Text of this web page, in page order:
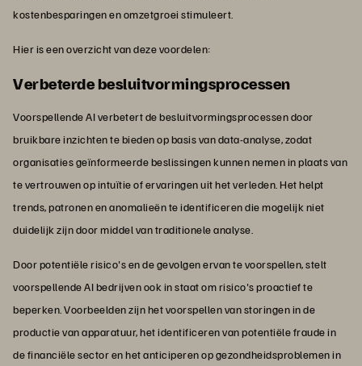
kostenbesparingen en omzetgroei stimuleert.
Hier is een overzicht van deze voordelen:
Verbeterde besluitvormingsprocessen
Voorspellende AI verbetert de besluitvormingsprocessen door
bruikbare inzichten te bieden op basis van data-analyse, zodat
organisaties geïnformeerde beslissingen kunnen nemen in plaats van
te vertrouwen op intuïtie of ervaringen uit het verleden. Het helpt
trends, patronen en anomalieën te identificeren die mogelijk niet
duidelijk zijn door middel van traditionele analyse.
Door potentiële risico's en de gevolgen ervan te voorspellen, stelt
voorspellende AI bedrijven ook in staat om risico's proactief te
beperken. Voorbeelden zijn het voorspellen van storingen in de
productie van apparatuur, het identificeren van potentiële fraude in
de financiële sector en het anticiperen op gezondheidsproblemen in